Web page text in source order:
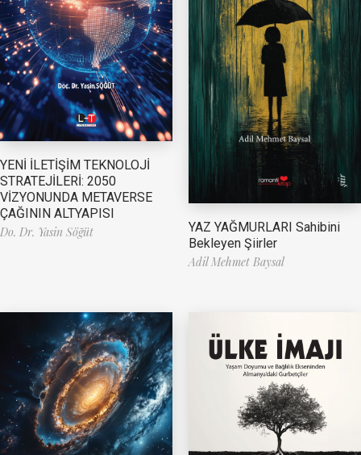
YENİ İLETİŞİM TEKNOLOJİ
STRATEJİLERİ: 2050
VİZYONUNDA METAVERSE
ÇAĞININ ALTYAPISI
Do. Dr. Yasin Söğüt
YAZ YAĞMURLARI Sahibini
Bekleyen Şiirler
Adil Mehmet Baysal